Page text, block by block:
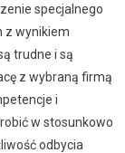
specjalnego
z wynikiem
trudne i są
z wybraną firmą
i
w stosunkowo
odbycia